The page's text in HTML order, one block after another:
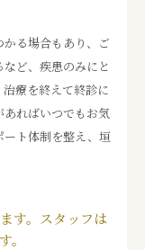
る場合もあり、ご
ど、疾患のみにと
療を終えて終診に
ればいつでもお気
ト体制を整え、垣
す。スタッフは
。